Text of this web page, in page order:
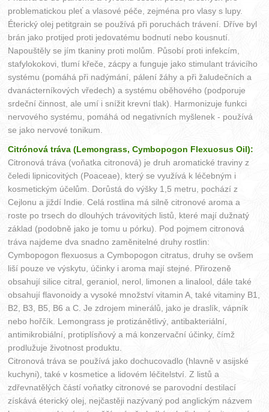
problematickou pleť a vlasové péče, zejména pro vlasy s lupy.
Éterický olej petitgrain se používá při poruchách trávení. Dříve byl
brán jako protijed proti jedovatému bodnutí nebo kousnutí.
Napouštěly se jím tkaniny proti molům. Působí proti infekcím,
stafylokokovi, tlumí křeče, zácpy a funguje jako stimulant trávicího
systému (pomáhá při nadýmání, pálení žáhy a při žaludečních a
dvanácterníkových vředech) a systému oběhového (podporuje
srdeční činnost, ale umí i snížit krevní tlak). Harmonizuje funkci
nervového systému, pomáhá od negativních myšlenek - používá
se jako nervové tonikum.
Citrónová tráva (Lemongrass, Cymbopogon Flexuosus Oil):
Citronová tráva (voňatka citronová) je druh aromatické traviny z
čeledi lipnicovitých (Poaceae), který se využívá k léčebným i
kosmetickým účelům. Dorůstá do výšky 1,5 metru, pochází z
Cejlonu a jiždí Indie. Celá rostlina má silně citronové aroma a
roste po trsech do dlouhých trávovitých listů, které mají dužnatý
základ (podobně jako je tomu u pórku). Pod pojmem citronová
tráva najdeme dva snadno zaměnitelné druhy rostlin:
Cymbopogon flexuosus a Cymbopogon citratus, druhy se ovšem
liší pouze ve výskytu, účinky i aroma mají stejné. Přirozeně
obsahují silice citral, geraniol, nerol, limonen a linalool, dále také
obsahují flavonoidy a vysoké množství vitamin A, také vitaminy B1,
B2, B3, B5, B6 a C. Je zdrojem minerálů, jako je draslík, vápník
nebo hořčík. Lemongrass je protizánětlivý, antibakteriální,
antimikrobiální, protiplísňový a má konzervační účinky, čímž
prodlužuje životnost produktu.
Citronová tráva se používá jako dochucovadlo (hlavně v asijské
kuchyni), také v kosmetice a lidovém léčitelství. Z listů a
zdřevnatělých částí voňatky citronové se parovodní destilací
získává éterický olej, nejčastěji nazývaný pod anglickým názvem